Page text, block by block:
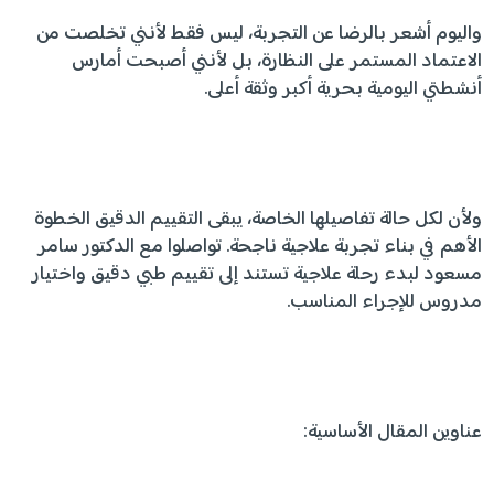
واليوم أشعر بالرضا عن التجربة، ليس فقط لأنني تخلصت من
الاعتماد المستمر على النظارة، بل لأنني أصبحت أمارس
أنشطتي اليومية بحرية أكبر وثقة أعلى.
ولأن لكل حالة تفاصيلها الخاصة، يبقى التقييم الدقيق الخطوة
الأهم في بناء تجربة علاجية ناجحة. تواصلوا مع الدكتور سامر
مسعود لبدء رحلة علاجية تستند إلى تقييم طبي دقيق واختيار
مدروس للإجراء المناسب.
عناوين المقال الأساسية: